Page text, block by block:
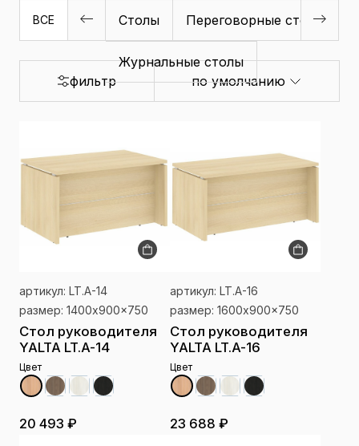
ВСЕ Столы Переговорные столы
Журнальные столы
фильтр
по умолчанию
артикул: LT.A-14
размер: 1400x900x750
Стол руководителя
YALTA LT.A-14
Цвет
20 493 ₽
артикул: LT.A-16
размер: 1600x900x750
Стол руководителя
YALTA LT.A-16
Цвет
23 688 ₽